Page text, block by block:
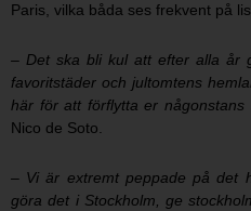
Paris, vilka båda ses frekvent på
– Det ska bli kul att efter alla år
favoritstäder och jultomtens
här för att förflytta er
Nico de Soto.
– Vi är extremt peppade på det
göra det i Stockholm, ge